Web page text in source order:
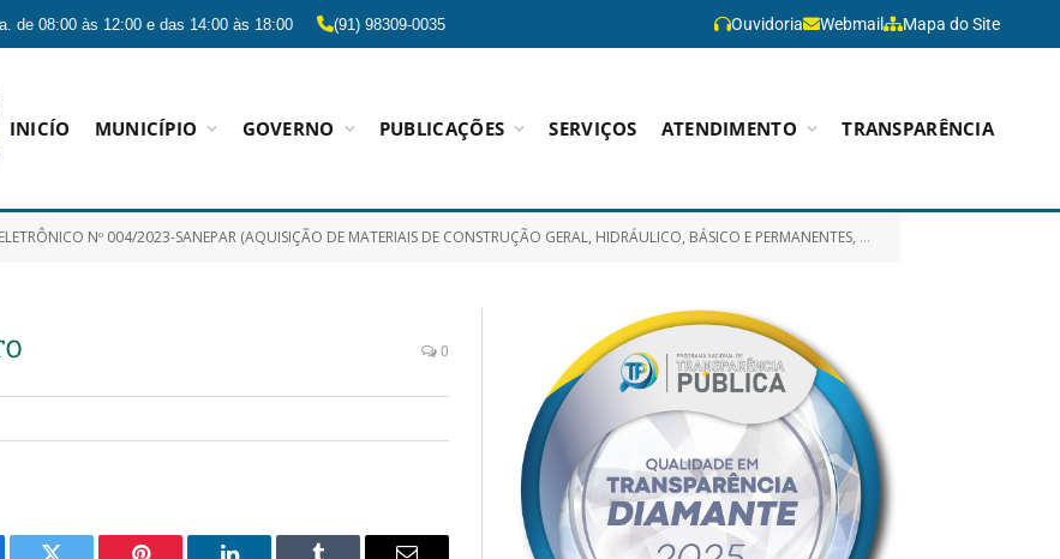
de 08:00 às 12:00 e das 14:00 às 18:00 (91) 98309-0035 Ouvidoria Webmail Mapa do Site
INICÍO MUNICÍPIO GOVERNO PUBLICAÇÕES SERVIÇOS ATENDIMENTO TRANSPARÊNCIA
Nº 004/2023-SANEPAR (AQUISIÇÃO DE MATERIAIS DE CONSTRUÇÃO GERAL, HIDRÁULICO, BÁSICO E PERMANENTES, QUE SERÃO UTILIZADOS EM AÇÕES OPERACIONAIS REALIZADOS PELA AGÊNCIA DE SANEAMENTO DE PARAGOMINAS/PA)
0